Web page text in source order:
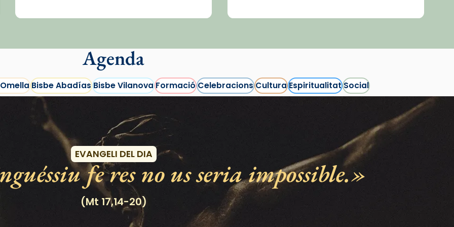
Agenda
Bisbe AbadíasBisbe VilanovaFormacióCelebracionsCulturaEspiritualitatSocial
Esdeveniments
EVANGELI DEL DIA
fe res no us seria impossible.
(Mt 17,14-20)